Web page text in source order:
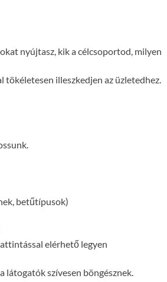
nyújtasz, kik a célcsoportod, milyen
tökéletesen illeszkedjen az üzletedhez.
betűtípusok)
elérhető legyen
látogatók szívesen böngésznek.